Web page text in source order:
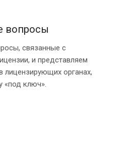
вопросы
связанные с
и представляем
лицензирующих органах,
«под ключ».